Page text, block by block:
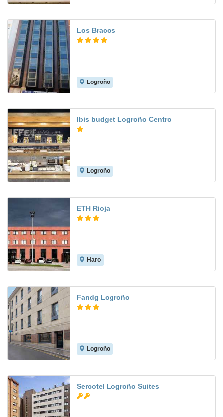
Los Bracos
Logroño
Ibis budget Logroño Centro
Logroño
ETH Rioja
Haro
Fandg Logroño
Logroño
Sercotel Logroño Suites